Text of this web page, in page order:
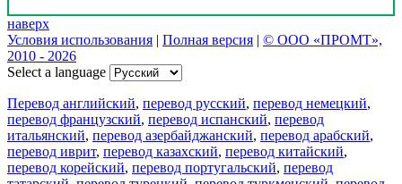
наверх
Условия использования | Полная версия | © ООО «ПРОМТ»,
2010 - 2026
Select a language
Перевод английский, перевод русский, перевод немецкий,
перевод французский, перевод испанский, перевод
итальянский, перевод азербайджанский, перевод арабский,
перевод иврит, перевод казахский, перевод китайский,
перевод корейский, перевод португальский, перевод